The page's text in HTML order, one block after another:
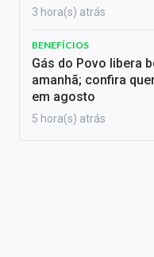
3 hora(s) atrás
BENEFÍCIOS
Gás do Povo libera
amanhã; confira
em agosto
5 hora(s) atrás